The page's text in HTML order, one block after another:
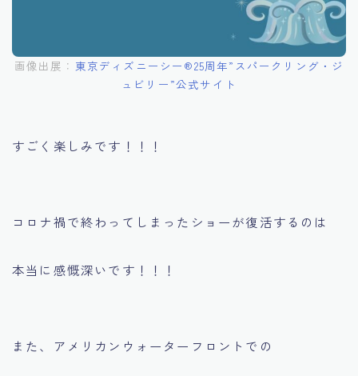
画像出展： 東京ディズニーシー®︎25周年”スパークリング・ジ
ュビリー”公式サイト
すごく楽しみです！！！
コロナ禍で終わってしまったショーが復活するのは
本当に感慨深いです！！！
また、アメリカンウォーターフロントでの